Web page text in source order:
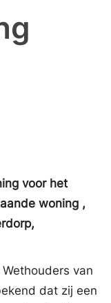
voor het
woning ,
van
dat zij een